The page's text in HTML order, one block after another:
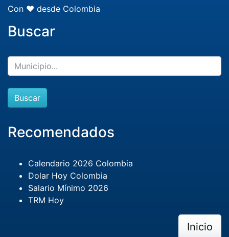
Con ❤️ desde Colombia
Buscar
Buscar
Recomendados
Calendario 2026 Colombia
Dolar Hoy Colombia
Salario Mínimo 2026
TRM Hoy
Inicio